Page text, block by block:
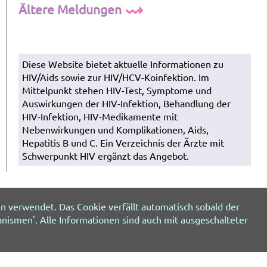
Ältere Meldungen
Diese Website bietet aktuelle Informationen zu
HIV/Aids sowie zur HIV/HCV-Koinfektion. Im
Mittelpunkt stehen HIV-Test, Symptome und
Auswirkungen der HIV-Infektion, Behandlung der
HIV-Infektion, HIV-Medikamente mit
Nebenwirkungen und Komplikationen, Aids,
Hepatitis B und C. Ein Verzeichnis der Ärzte mit
Schwerpunkt HIV ergänzt das Angebot.
verwendet. Das Cookie verfällt automatisch sobald der
Alle Informationen sind auch mit ausgeschalteter